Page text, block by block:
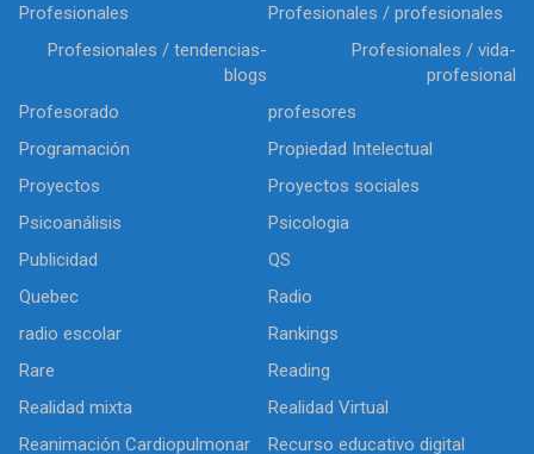
Profesionales
Profesionales / profesionales
Profesionales / tendencias-
blogs
Profesionales / vida-
profesional
Profesorado
profesores
Programación
Propiedad Intelectual
Proyectos
Proyectos sociales
Psicoanálisis
Psicologia
Publicidad
QS
Quebec
Radio
radio escolar
Rankings
Rare
Reading
Realidad mixta
Realidad Virtual
Reanimación Cardiopulmonar
Recurso educativo digital